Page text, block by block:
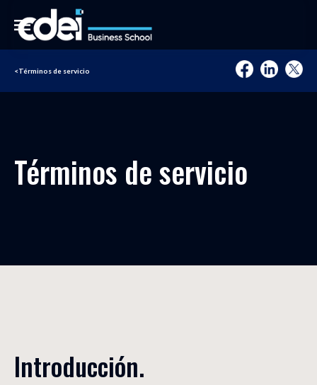
<Términos de servicio
Términos de servicio
Introducción.